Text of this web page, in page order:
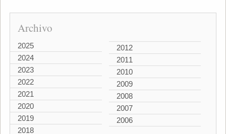
Archivo
2025
2024
2023
2022
2021
2020
2019
2018
2012
2011
2010
2009
2008
2007
2006